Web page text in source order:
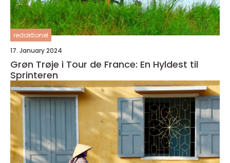
redaktionel
17. January 2024
Grøn Trøje i Tour de France: En Hyldest til
Sprinteren